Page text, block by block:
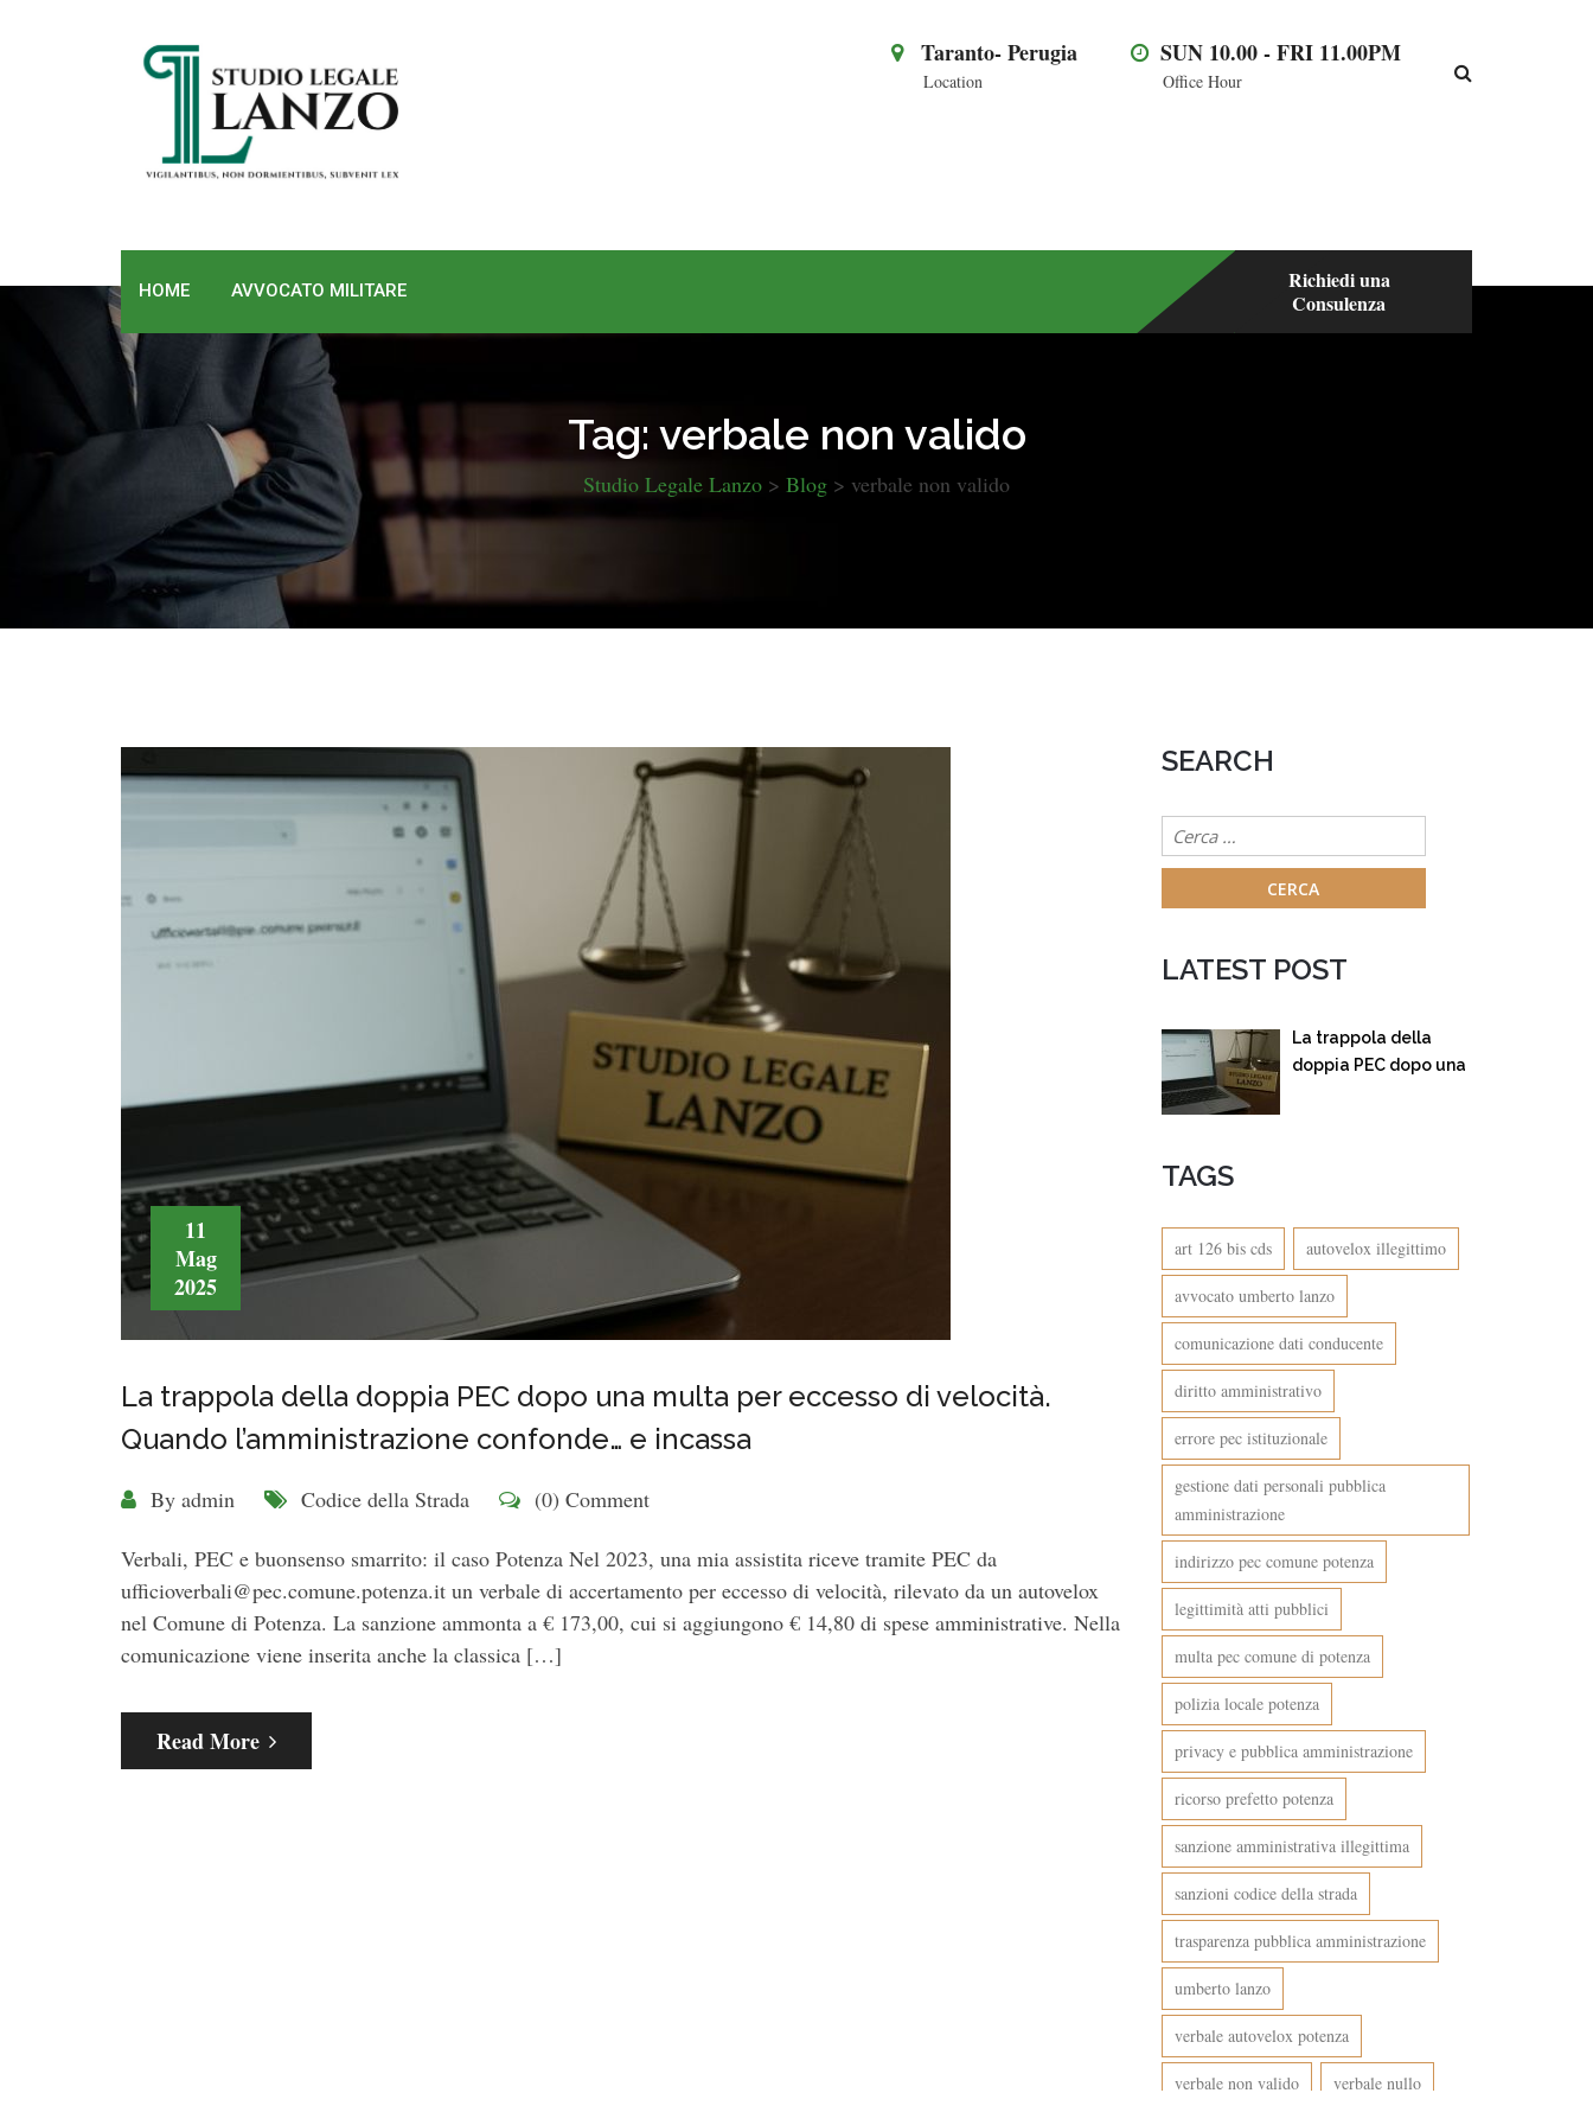
Taranto- Perugia
Location
SUN 10.00 - FRI 11.00PM
Office Hour
HOME AVVOCATO MILITARE
Richiedi una
Consulenza
Tag: verbale non valido
Studio Legale Lanzo > Blog > verbale non valido
11
Mag
2025
La trappola della doppia PEC dopo una multa per eccesso di velocità.
Quando l’amministrazione confonde… e incassa
By admin Codice della Strada (0) Comment
Verbali, PEC e buonsenso smarrito: il caso Potenza Nel 2023, una mia assistita riceve tramite PEC da
ufficioverbali@pec.comune.potenza.it un verbale di accertamento per eccesso di velocità, rilevato da un autovelox
nel Comune di Potenza. La sanzione ammonta a € 173,00, cui si aggiungono € 14,80 di spese amministrative. Nella
comunicazione viene inserita anche la classica […]
Read More
SEARCH
Ricerca
per:
LATEST POST
La trappola della
doppia PEC dopo una
TAGS
art 126 bis cds autovelox illegittimo
avvocato umberto lanzo
comunicazione dati conducente
diritto amministrativo
errore pec istituzionale
gestione dati personali pubblica
amministrazione
indirizzo pec comune potenza
legittimità atti pubblici
multa pec comune di potenza
polizia locale potenza
privacy e pubblica amministrazione
ricorso prefetto potenza
sanzione amministrativa illegittima
sanzioni codice della strada
trasparenza pubblica amministrazione
umberto lanzo
verbale autovelox potenza
verbale non valido verbale nullo